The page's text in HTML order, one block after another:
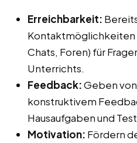
Erreichbarkeit:
Kontaktmöglichkeiten
Chats, Foren) für
Unterrichts.
Feedback:Geben
konstruktivem
Hausaufgaben und
Motivation: Fördern